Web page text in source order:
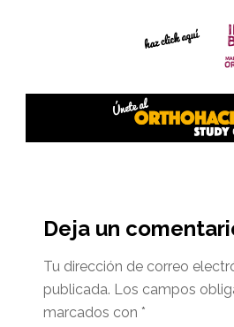
del
lector
Deja un
Tu dirección de correo
publicada. Los campos
marcados con *